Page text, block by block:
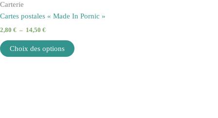
Carterie
Cartes postales « Made In Pornic »
2,80 € – 14,50 €
Choix des options